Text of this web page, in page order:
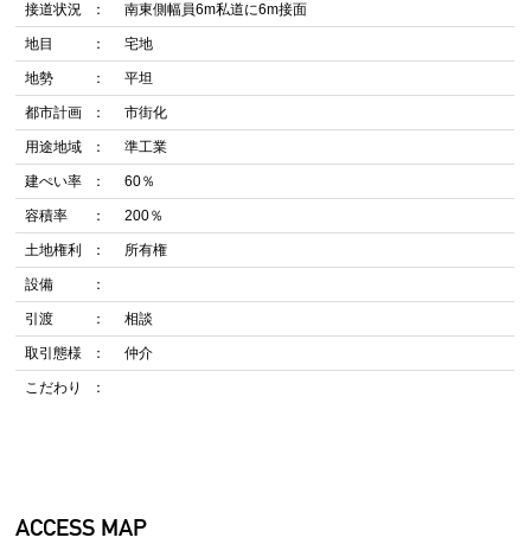
接道状況 南東側幅員6m私道に6m接面
地目 宅地
地勢 平坦
都市計画 市街化
用途地域 準工業
建ぺい率 60％
容積率 200％
土地権利 所有権
設備
引渡 相談
取引態様 仲介
こだわり
ACCESS MAP